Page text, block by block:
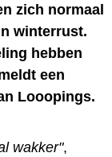
zich normaal
winterrust.
hebben
een
Looopings.
wakker",